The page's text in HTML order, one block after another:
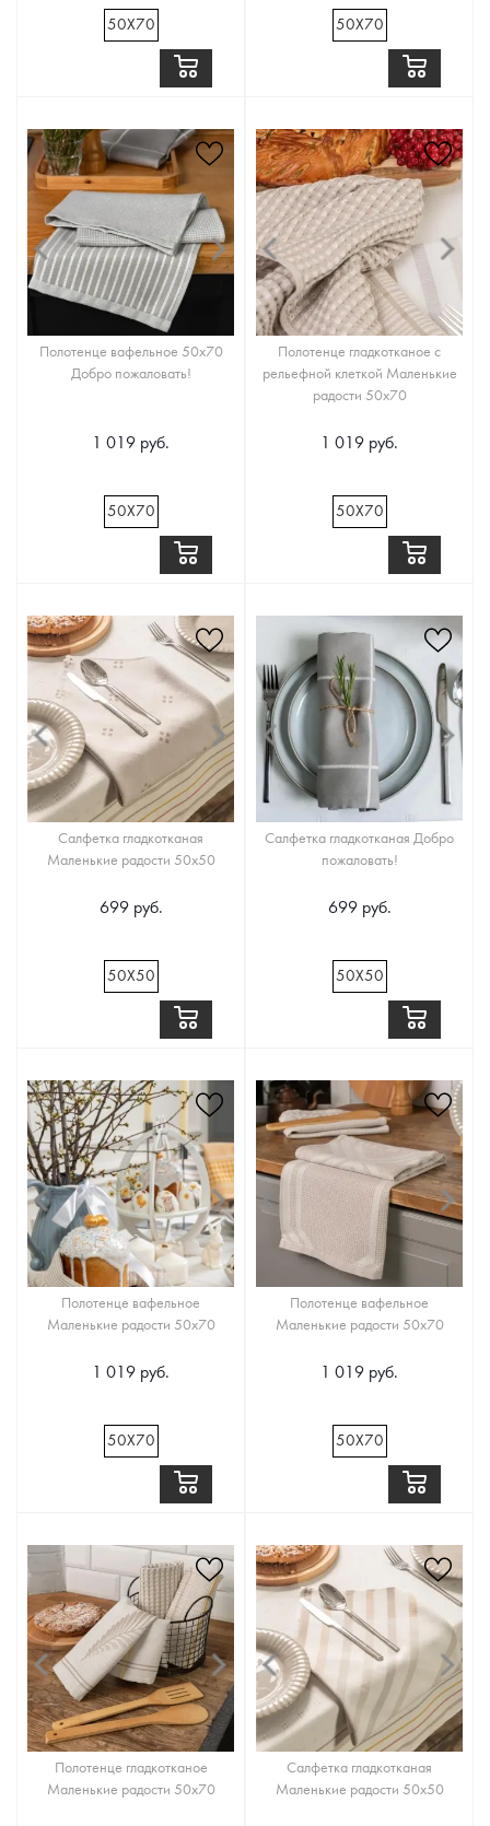
50Х70 50Х70
Полотенце вафельное 50х70
Добро пожаловать!
1 019 руб.
50Х70
Полотенце гладкотканое с
рельефной клеткой Маленькие
радости 50х70
1 019 руб.
50Х70
Салфетка гладкотканая
Маленькие радости 50х50
699 руб.
50Х50
Салфетка гладкотканая Добро
пожаловать!
699 руб.
50Х50
Полотенце вафельное
Маленькие радости 50х70
1 019 руб.
50Х70
Полотенце вафельное
Маленькие радости 50х70
1 019 руб.
50Х70
Полотенце гладкотканое
Маленькие радости 50х70
Салфетка гладкотканая
Маленькие радости 50х50